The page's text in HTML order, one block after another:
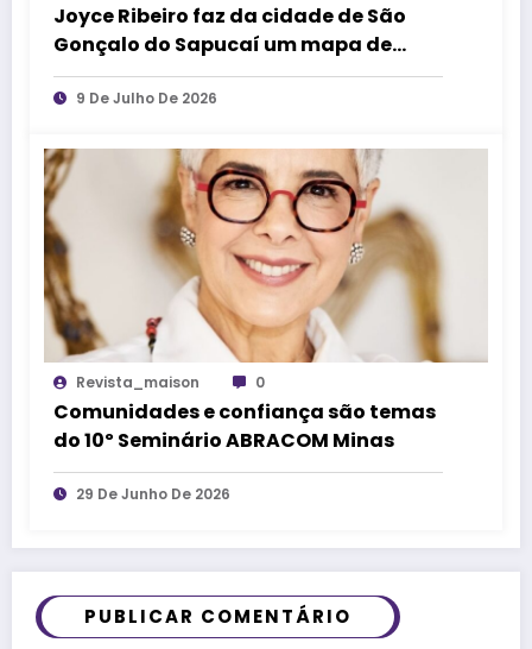
Joyce Ribeiro faz da cidade de São
Gonçalo do Sapucaí um mapa de
causos, memórias e arte
9 De Julho De 2026
Revista_maison 0
Comunidades e confiança são temas
do 10º Seminário ABRACOM Minas
29 De Junho De 2026
PUBLICAR COMENTÁRIO